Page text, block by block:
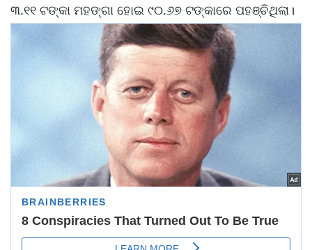
୩.୧୧ ଟଙ୍କା ମହଙ୍ଗା ହୋଇ ୯୦.୬୭ ଟଙ୍କାରେ ପହଞ୍ଚିଥିଲା।